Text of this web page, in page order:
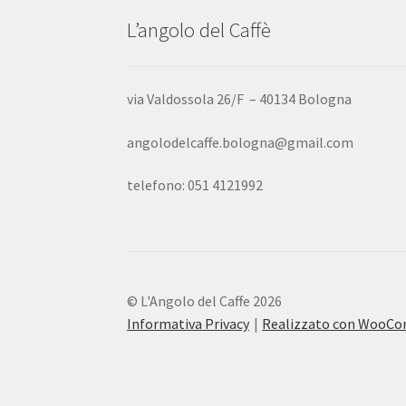
L’angolo del Caffè
via Valdossola 26/F – 40134 Bologna
angolodelcaffe.bologna@gmail.com
telefono: 051 4121992
© L'Angolo del Caffe 2026
Informativa Privacy
Realizzato con